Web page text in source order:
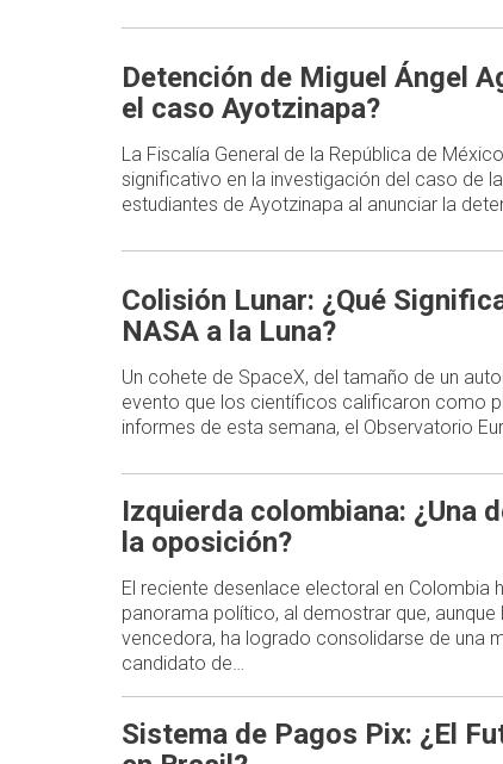
Detención de Miguel Ángel
el caso Ayotzinapa?
La Fiscalía General de la República de
significativo en la investigación del caso de
estudiantes de Ayotzinapa al anunciar la
Colisión Lunar: ¿Qué
NASA a la Luna?
Un cohete de SpaceX, del tamaño de un
evento que los científicos calificaron como
informes de esta semana, el Observatorio
Izquierda colombiana: ¿Una
la oposición?
El reciente desenlace electoral en Colombia
panorama político, al demostrar que, aunque
vencedora, ha logrado consolidarse de una
candidato de…
Sistema de Pagos Pix: ¿El